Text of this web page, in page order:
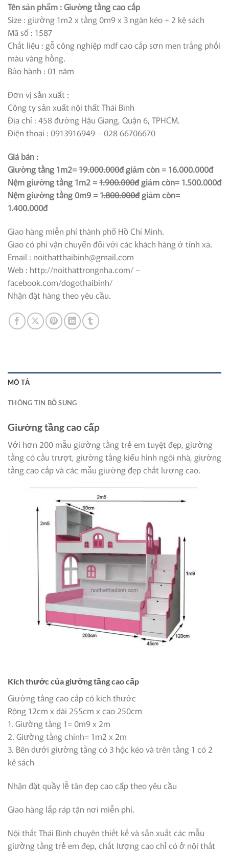
Tên sản phẩm : Giường tầng cao cấp
Size : giường 1m2 x tầng 0m9 x 3 ngăn kéo + 2 kệ sách
Mã số : 1587
Chất liệu : gỗ công nghiệp mdf cao cấp sơn men trắng phối
màu vàng hồng.
Bảo hành : 01 năm
Đơn vị sản xuất :
Công ty sản xuất nội thất Thái Bình
Địa chỉ : 458 đường Hậu Giang, Quận 6, TPHCM.
Điện thoại : 0913916949 – 028 66706670
Giá bán :
Giường tầng 1m2=19.000.000đgiảm còn = 16.000.000đ
Nệm giường tầng 1m2 =1.900.000đgiảm còn= 1.500.000đ
Nệm giường tầng 0m9 = 1.800.000đgiảm còn=
1.400.000đ
Giao hàng miễn phí thành phố Hồ Chí Minh.
Giao có phí vận chuyển đối với các khách hàng ở tỉnh xa.
Email : noithatthaibinh@gmail.com
Web : http://noithattrongnha.com/ –
facebook.com/dogothaibinh/
Nhận đặt hàng theo yêu cầu.
MÔ TẢ
THÔNG TIN BỔ SUNG
Giường tầng cao cấp
Với hơn 200 mẫu giường tầng trẻ em tuyệt đẹp, giường
tầng có cầu trượt, giường tầng kiểu hình ngôi nhà, giường
tầng cao cấp và các mẫu giường đẹp chất lượng cao.
Kích thước của giường tầng cao cấp
Giường tầng cao cấp có kich thước
Rộng 12cm x dài 255cm x cao 250cm
1. Giường tầng 1= 0m9 x 2m
2. Giường tầng chính= 1m2 x 2m
3. Bên dưới giường tầng có 3 hộc kéo và trên tầng 1 có 2
kệ sách
Nhận đặt quầy lễ tân đẹp cao cấp theo yêu cầu
Giao hàng lắp ráp tận nơi miễn phí.
Nội thất Thái Bình chuyên thiết kế và sản xuất các mẫu
giường tầng trẻ em đẹp, chất lượng cao chỉ có ở nội thất